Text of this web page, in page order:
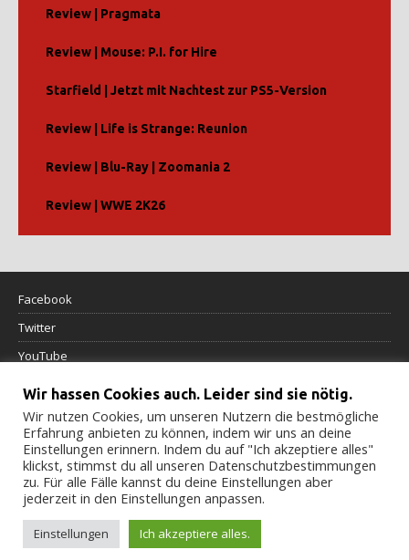
Review | Pragmata
Review | Mouse: P.I. for Hire
Starfield | Jetzt mit Nachtest zur PS5-Version
Review | Life is Strange: Reunion
Review | Blu-Ray | Zoomania 2
Review | WWE 2K26
Facebook
Twitter
YouTube
Datenschutzerklärung
Impressum
Cookierichtlinie
Wir hassen Cookies auch. Leider sind sie nötig.
Wir nutzen Cookies, um unseren Nutzern die bestmögliche
Erfahrung anbieten zu können, indem wir uns an deine
Einstellungen erinnern. Indem du auf "Ich akzeptiere alles"
klickst, stimmst du all unseren Datenschutzbestimmungen
zu. Für alle Fälle kannst du deine Einstellungen aber
jederzeit in den Einstellungen anpassen.
Einstellungen Ich akzeptiere alles.